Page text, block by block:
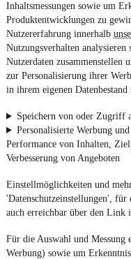
Inhaltsmessungen sowie um
Produktentwicklungen zu
Nutzererfahrung innerhalb
Nutzungsverhalten
Nutzerdaten zusammenstellen
zur Personalisierung ihrer
in ihrem eigenen
Speichern von oder Zugriff
Personalisierte Werbung
Performance von Inhalten,
Verbesserung von Angeboten
Einstellmöglichkeiten und
'Datenschutzeinstellungen',
auch erreichbar über den Link
Für die Auswahl und Messung
Werbung) sowie um
Erklärung zur
Report Security
EntdeckeKleinwagen